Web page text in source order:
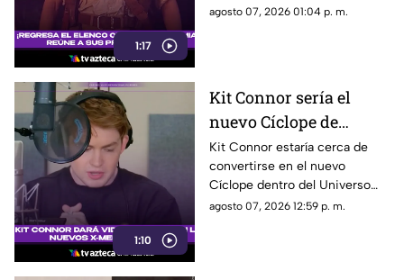
1:17
mientras Oded Fehr y Kevin J.
agosto 07, 2026 01:04 p. m.
1:10
Kit Connor sería el
nuevo Cíclope de
Marvel: así será su
llegada a los 'X-Men'
Kit Connor estaría cerca de
convertirse en el nuevo
Cíclope dentro del Universo
Cinematográfico de Marvel.
agosto 07, 2026 12:59 p. m.